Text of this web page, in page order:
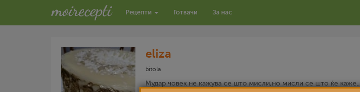
Рецепти Готвачи За нас
eliza
bitola
Мудар човек не кажува се што мисли,но мисли се што ќе каже..